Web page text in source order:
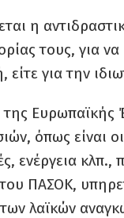
η
τους, για
είτε για την
της Ευρωπαϊκής
όπως είναι
ενέργεια κλπ.,
ΠΑΣΟΚ,
λαϊκών